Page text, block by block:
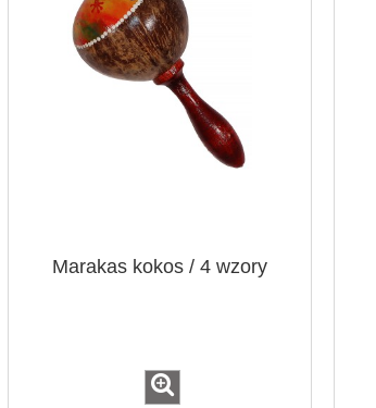
Łapacz sowa średnica 27 cm
Marakas kokos / 4 wzory